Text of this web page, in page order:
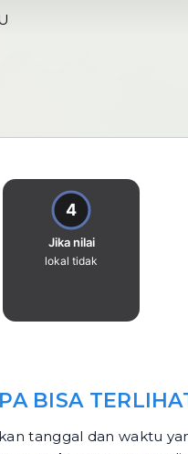
BISA
tanggal dan waktu